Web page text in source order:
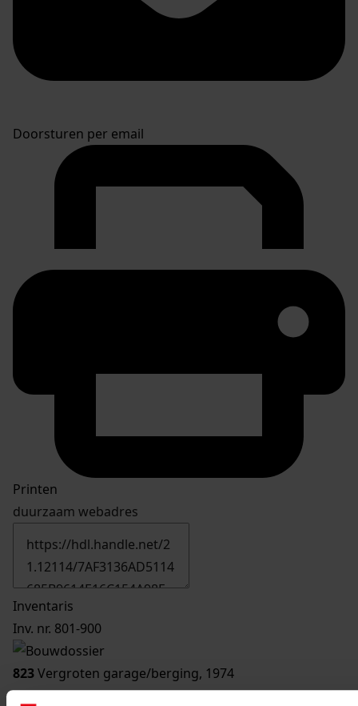
Doorsturen per email
Printen
duurzaam webadres
Inventaris
Inv. nr. 801-900
823Vergroten garage/berging, 1974
Datering: